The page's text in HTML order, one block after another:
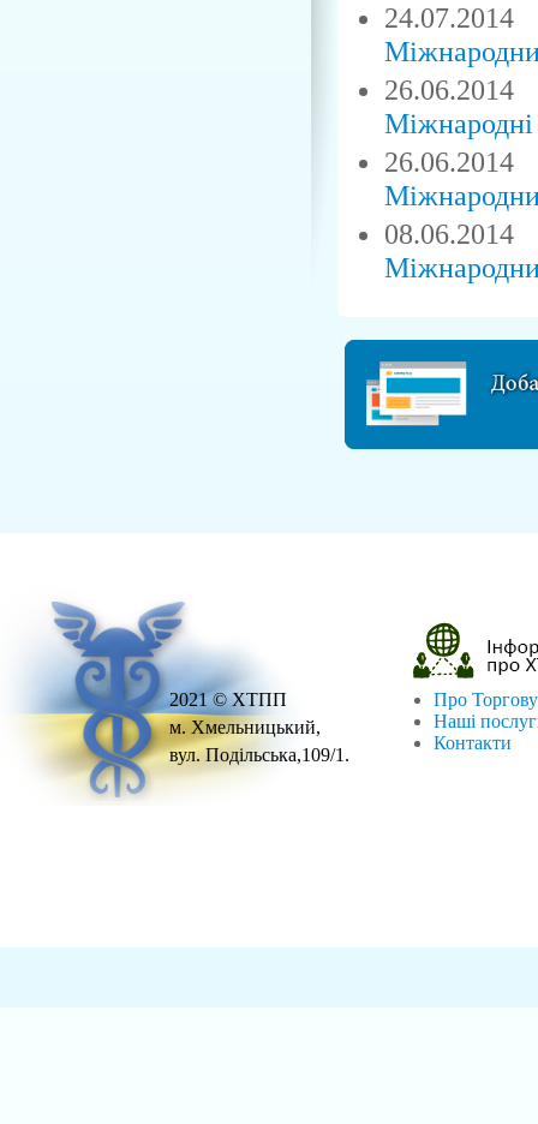
24.07.2014
26.06.2014
Міжнародні
26.06.2014
08.06.2014
2021 © ХТПП
м. Хмельницький,
вул. Подільська,109/1.
Про
Наші
Контакти